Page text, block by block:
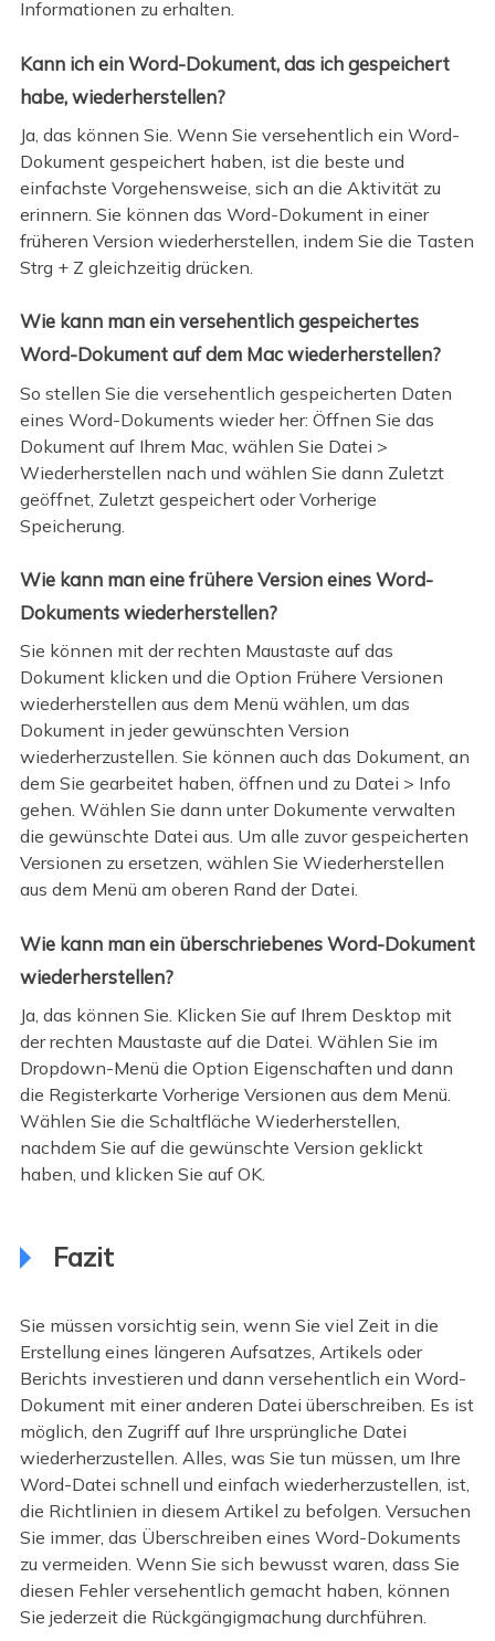
Informationen zu erhalten.
Kann ich ein Word-Dokument, das ich gespeichert
habe, wiederherstellen?
Ja, das können Sie. Wenn Sie versehentlich ein Word-
Dokument gespeichert haben, ist die beste und
einfachste Vorgehensweise, sich an die Aktivität zu
erinnern. Sie können das Word-Dokument in einer
früheren Version wiederherstellen, indem Sie die Tasten
Strg + Z gleichzeitig drücken.
Wie kann man ein versehentlich gespeichertes
Word-Dokument auf dem Mac wiederherstellen?
So stellen Sie die versehentlich gespeicherten Daten
eines Word-Dokuments wieder her: Öffnen Sie das
Dokument auf Ihrem Mac, wählen Sie Datei >
Wiederherstellen nach und wählen Sie dann Zuletzt
geöffnet, Zuletzt gespeichert oder Vorherige
Speicherung.
Wie kann man eine frühere Version eines Word-
Dokuments wiederherstellen?
Sie können mit der rechten Maustaste auf das
Dokument klicken und die Option Frühere Versionen
wiederherstellen aus dem Menü wählen, um das
Dokument in jeder gewünschten Version
wiederherzustellen. Sie können auch das Dokument, an
dem Sie gearbeitet haben, öffnen und zu Datei > Info
gehen. Wählen Sie dann unter Dokumente verwalten
die gewünschte Datei aus. Um alle zuvor gespeicherten
Versionen zu ersetzen, wählen Sie Wiederherstellen
aus dem Menü am oberen Rand der Datei.
Wie kann man ein überschriebenes Word-Dokument
wiederherstellen?
Ja, das können Sie. Klicken Sie auf Ihrem Desktop mit
der rechten Maustaste auf die Datei. Wählen Sie im
Dropdown-Menü die Option Eigenschaften und dann
die Registerkarte Vorherige Versionen aus dem Menü.
Wählen Sie die Schaltfläche Wiederherstellen,
nachdem Sie auf die gewünschte Version geklickt
haben, und klicken Sie auf OK.
Fazit
Sie müssen vorsichtig sein, wenn Sie viel Zeit in die
Erstellung eines längeren Aufsatzes, Artikels oder
Berichts investieren und dann versehentlich ein Word-
Dokument mit einer anderen Datei überschreiben. Es ist
möglich, den Zugriff auf Ihre ursprüngliche Datei
wiederherzustellen. Alles, was Sie tun müssen, um Ihre
Word-Datei schnell und einfach wiederherzustellen, ist,
die Richtlinien in diesem Artikel zu befolgen. Versuchen
Sie immer, das Überschreiben eines Word-Dokuments
zu vermeiden. Wenn Sie sich bewusst waren, dass Sie
diesen Fehler versehentlich gemacht haben, können
Sie jederzeit die Rückgängigmachung durchführen.